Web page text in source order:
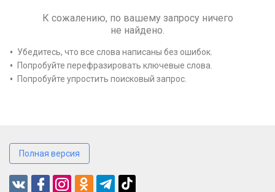
К сожалению, по вашему запросу ничего
не найдено.
Убедитесь, что все слова написаны без ошибок.
Попробуйте перефразировать ключевые слова.
Попробуйте упростить поисковый запрос.
Полная версия